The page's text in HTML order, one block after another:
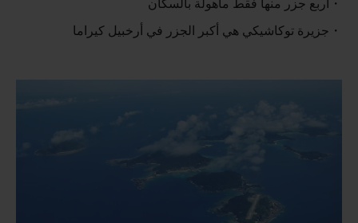
أربع جزر منها فقط مأهولة بالسكان
جزيرة توكاشيكي هي أكبر الجزر في أرخبيل كيراما